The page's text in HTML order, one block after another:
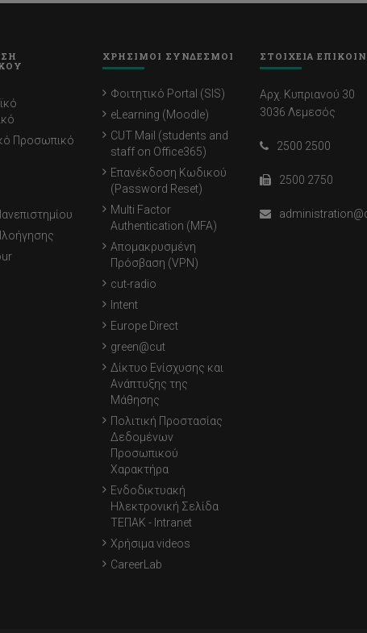
Προσωπικό
ΧΡΗΣΙΜΟΙ ΣΥΝΔΕΣΜΟΙ
Φοιτητικό Portal (SIS)
eLearning (Moodle)
CUT Mail (students and
staff on Office365)
Επανέκδοση Κωδικού
(Password Reset)
Multi Factor
Authentication (MFA)
Απομακρυσμένη
Πρόσβαση (VPN)
cut-radio
Intent
Europe Direct
green@cut
Δίκτυο Ενίσχυσης και
Ανάπτυξης της
Μάθησης
Πολιτική Προστασίας
Δεδομένων
Προσωπικού
Χαρακτήρα
Ενδοδικτυακή
Ηλεκτρονική Σελίδα
ΤΕΠΑΚ - Intranet
Χρήσιμα videos
CareerLab
ΣΤΟΙΧΕΙΑ
Αρχ. Κυπριανού 30
3036 Λεμεσός
2500 2500
2500 2750